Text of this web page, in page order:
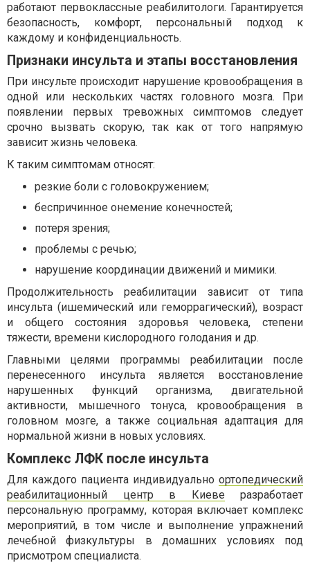
работают первоклассные реабилитологи. Гарантируется
безопасность, комфорт, персональный подход к
каждому и конфиденциальность.
Признаки инсульта и этапы восстановления
При инсульте происходит нарушение кровообращения в
одной или нескольких частях головного мозга. При
появлении первых тревожных симптомов следует
срочно вызвать скорую, так как от того напрямую
зависит жизнь человека.
К таким симптомам относят:
резкие боли с головокружением;
беспричинное онемение конечностей;
потеря зрения;
проблемы с речью;
нарушение координации движений и мимики.
Продолжительность реабилитации зависит от типа
инсульта (ишемический или геморрагический), возраст
и общего состояния здоровья человека, степени
тяжести, времени кислородного голодания и др.
Главными целями программы реабилитации после
перенесенного инсульта является восстановление
нарушенных функций организма, двигательной
активности, мышечного тонуса, кровообращения в
головном мозге, а также социальная адаптация для
нормальной жизни в новых условиях.
Комплекс ЛФК после инсульта
Для каждого пациента индивидуально ортопедический
реабилитационный центр в Киеве разработает
персональную программу, которая включает комплекс
мероприятий, в том числе и выполнение упражнений
лечебной физкультуры в домашних условиях под
присмотром специалиста.